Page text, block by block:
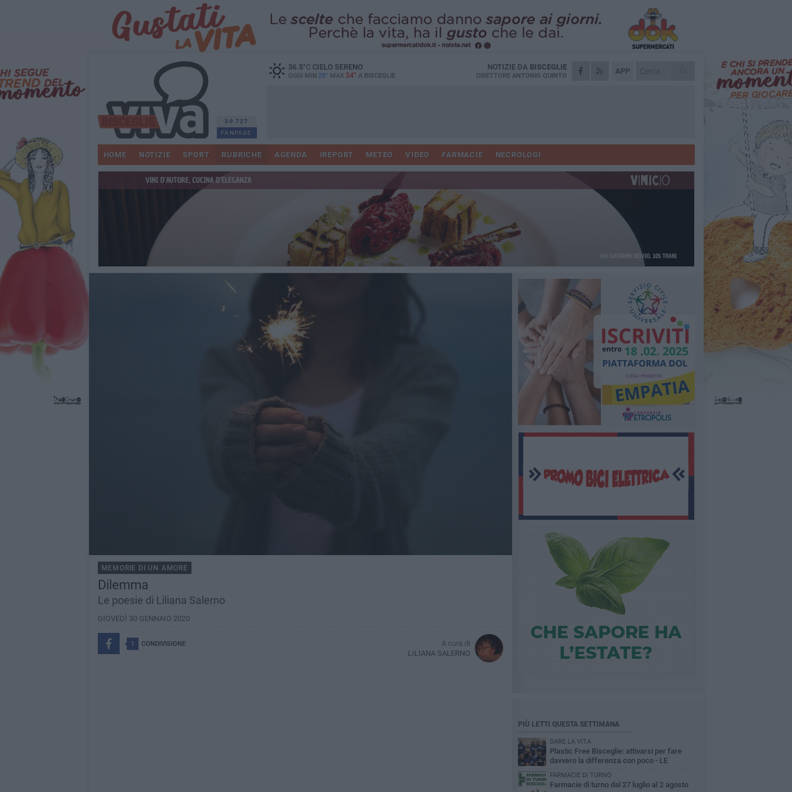
30.727
FANPAGE
36.5°CCIELO SERENO
OGGI MIN 25° MAX 34° A BISCEGLIE
APP
NOTIZIE DA BISCEGLIE
DIRETTORE ANTONIO QUINTO
HOME NOTIZIE SPORT RUBRICHE AGENDA IREPORT METEO VIDEO FARMACIE NECROLOGI
MEMORIE DI UN AMORE
Dilemma
Le poesie di Liliana Salerno
GIOVEDÌ 30 GENNAIO 2020
1 CONDIVISIONE
A cura di
LILIANA SALERNO
PIÙ LETTI QUESTA SETTIMANA
DARE LA VITA
Plastic Free Bisceglie: attivarsi per fare
davvero la differenza con poco - LE
FARMACIE DI TURNO
Farmacie di turno dal 27 luglio al 2 agosto